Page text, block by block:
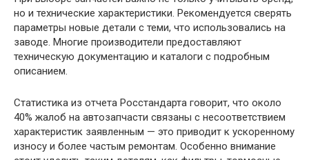
но и технические характеристики. Рекомендуется сверять
параметры новые детали с теми, что использовались на
заводе. Многие производители предоставляют
техническую документацию и каталоги с подробным
описанием.
Статистика из отчета Росстандарта говорит, что около
40% жалоб на автозапчасти связаны с несоответствием
характеристик заявленным — это приводит к ускоренному
износу и более частым ремонтам. Особенно внимание